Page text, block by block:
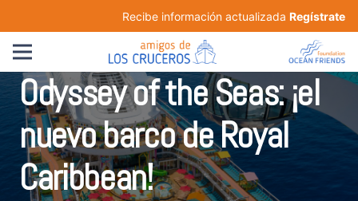
Recibe información actualizada Regístrate
Odyssey of the Seas: ¡el
nuevo barco de Royal
Caribbean!